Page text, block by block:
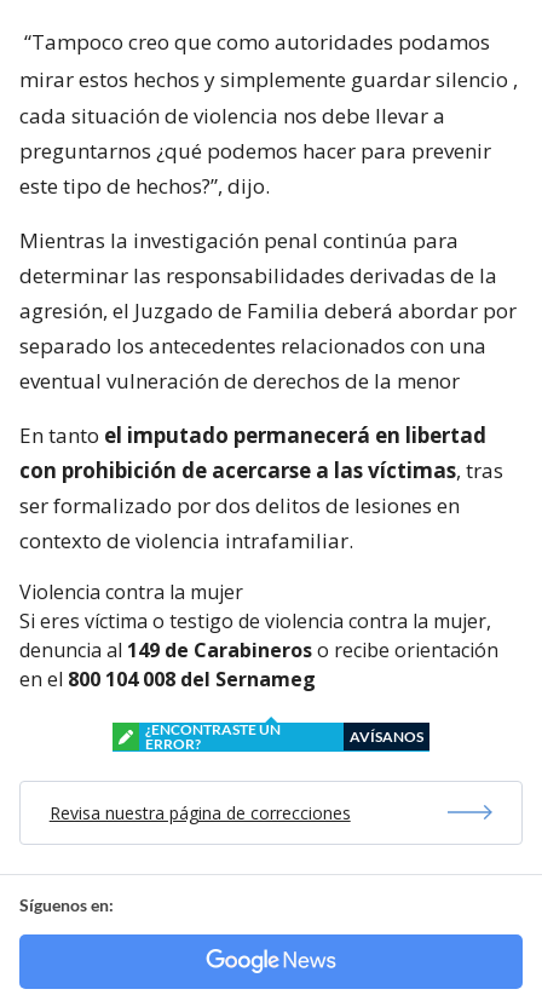
“Tampoco creo que como autoridades podamos
mirar estos hechos y simplemente guardar silencio ,
cada situación de violencia nos debe llevar a
preguntarnos ¿qué podemos hacer para prevenir
este tipo de hechos?”, dijo.
Mientras la investigación penal continúa para
determinar las responsabilidades derivadas de la
agresión, el Juzgado de Familia deberá abordar por
separado los antecedentes relacionados con una
eventual vulneración de derechos de la menor
En tanto el imputado permanecerá en libertad
con prohibición de acercarse a las víctimas, tras
ser formalizado por dos delitos de lesiones en
contexto de violencia intrafamiliar.
Violencia contra la mujer
Si eres víctima o testigo de violencia contra la mujer,
denuncia al 149 de Carabineroso recibe orientación
en el 800 104 008 del Sernameg
¿ENCONTRASTE UN
ERROR?
AVÍSANOS
Revisa nuestra página de correcciones
Síguenos en: